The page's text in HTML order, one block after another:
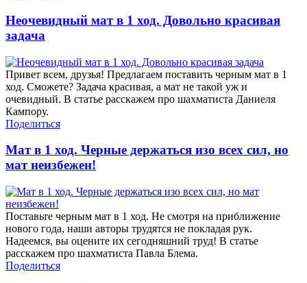
Неочевидный мат в 1 ход. Довольно красивая
задача
Привет всем, друзья! Предлагаем поставить черным мат в 1
ход. Сможете? Задача красивая, а мат не такой уж и
очевидный. В статье расскажем про шахматиста Даниеля
Кампору.
Поделиться
Мат в 1 ход. Черные держаться изо всех сил, но
мат неизбежен!
Поставьте черным мат в 1 ход. Не смотря на приближение
нового года, наши авторы трудятся не покладая рук.
Надеемся, вы оцените их сегодняшний труд! В статье
расскажем про шахматиста Павла Блема.
Поделиться